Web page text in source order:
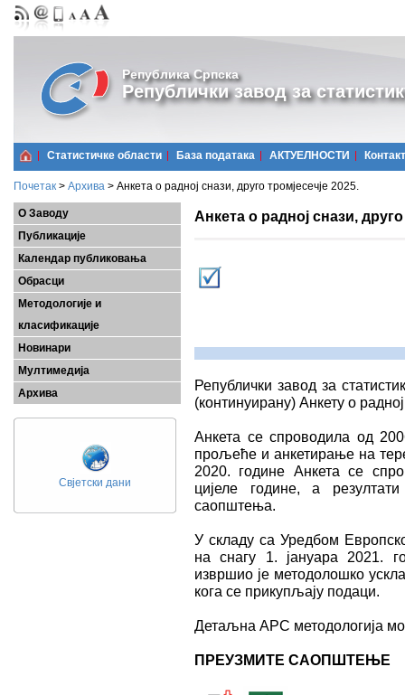
Република Српска
Републички завод за
Статистичке области Базa података АКТУЕЛНОСТИ Контакт
Почетак > Архива > Анкета о радној снази, друго тромјесечје 2025.
О Заводу
Публикације
Календар публиковања
Обрасци
Методологије и
класификације
Новинари
Мултимедија
Архива
Свјетски дани
Анкета о радној снази, друго
Републички завод за
(континуирану) Анкету о
Анкета се спроводила од
прољеће и анкетирање на
2020. године Анкета се
цијеле године, а
саопштења.
У складу са Уредбом
на снагу 1. јануара 2021.
извршио је методолошко
кога се прикупљају подаци.
Детаљна АРС методологија
ПРЕУЗМИТЕ САОПШТЕЊЕ